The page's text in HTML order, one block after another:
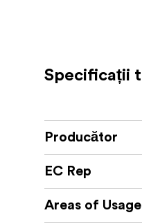
viață.
Ce este în
Specificații
Producător
EC Rep
Areas of Usage